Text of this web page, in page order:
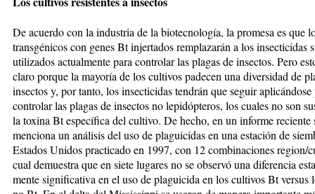
De acuerdo con la industria de la bio­tec­nología, la promesa es que
transgénicos con genes Bt injer­ta­dos remplazarán a los insecticidas
utilizados actualmente para con­trolar las plagas de insectos. Pero
claro porque la mayoría de los cultivos padecen una diver­si­dad de
insectos y, por tan­to, los insecticidas tendrán que seguir aplicándose
controlar las plagas de insectos no lepidópteros, los cuales no son
la toxina Bt especí­fi­ca del cultivo. De hecho, en un in­for­me reciente
menciona un aná­lisis del uso de plaguicidas en una es­ta­ción de
Estados Unidos prac­ticado en 1997, con 12 combina­cio­nes region/
cual de­mues­tra que en siete lugares no se observó una diferencia
mente sig­ni­fi­cati­va en el uso de pla­guicida en los cul­ti­­vos Bt versus